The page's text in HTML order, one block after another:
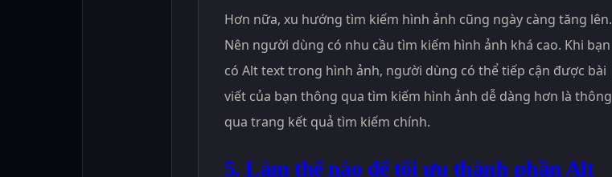
Hơn nữa, xu hướng tìm kiếm hình ảnh cũng ngày càng tăng lên.
Nên người dùng có nhu cầu tìm kiếm hình ảnh khá cao. Khi bạn
có Alt text trong hình ảnh, người dùng có thể tiếp cận được bài
viết của bạn thông qua tìm kiếm hình ảnh dễ dàng hơn là thông
qua trang kết quả tìm kiếm chính.
5. Làm thế nào để tối ưu thành phần Alt